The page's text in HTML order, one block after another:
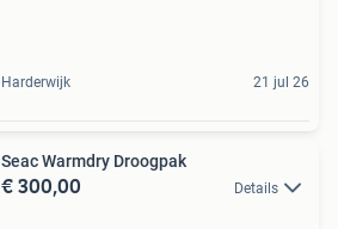
Harderwijk 21 jul 26
Seac Warmdry Droogpak
€ 300,00 Details